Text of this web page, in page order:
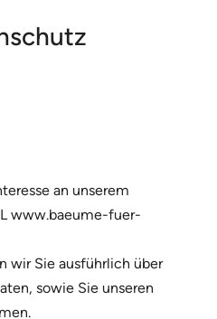
an unserem
www.baeume-fuer-
wir Sie ausführlich über
sowie Sie unseren